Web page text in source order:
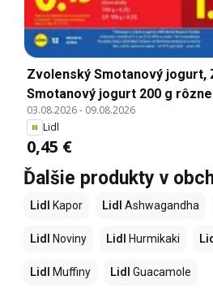
Zvolenský Smotanový jogurt,
Smotanový jogurt 200 g
03.08.2026- 09.08.2026
Lidl
0,45 €
Ďalšie produkty v
Lidl Kapor Lidl Ashwagandha
Lidl Noviny Lidl Hurmikaki Lidl
Lidl Muffiny Lidl Guacamole